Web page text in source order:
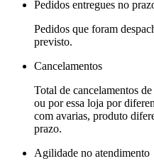
Pedidos entregues no
Pedidos que foram
previsto.
Cancelamentos
Total de cancelamentos
ou por essa loja por
com avarias, produto
prazo.
Agilidade no atendimento